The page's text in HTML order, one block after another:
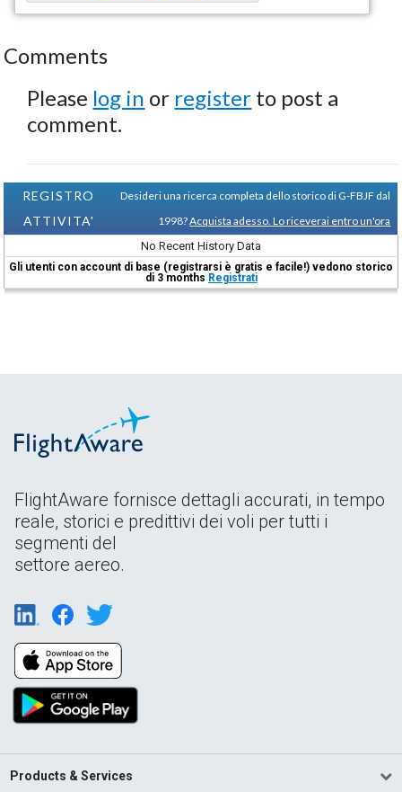
Comments
Please log in or register to post a
comment.
REGISTRO
ATTIVITA'
Desideri una ricerca completa dello storico di G-FBJF dal
1998?Acquista adesso. Lo riceverai entro un'ora
No Recent History Data
Gli utenti con account di base (registrarsi è gratis e facile!) vedono storico
di 3 months Registrati
FlightAware fornisce dettagli accurati, in tempo
reale, storici e predittivi dei voli per tutti i
segmenti del
settore aereo.
Products & Services